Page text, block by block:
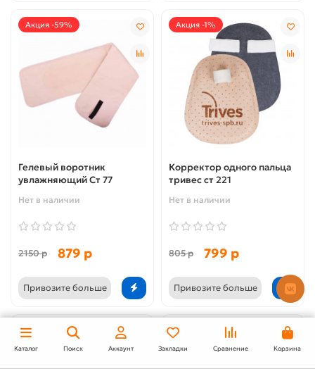
Акция -59%
Гелевый воротник
увлажняющий Ст 77
Нет в наличии
2150 р 879 р
Привозите больше
Акция -1%
Корректор одного пальца
тривес ст 221
Нет в наличии
805 р 799 р
Привозите больше
Каталог Поиск Аккаунт Закладки Сравнение Корзина